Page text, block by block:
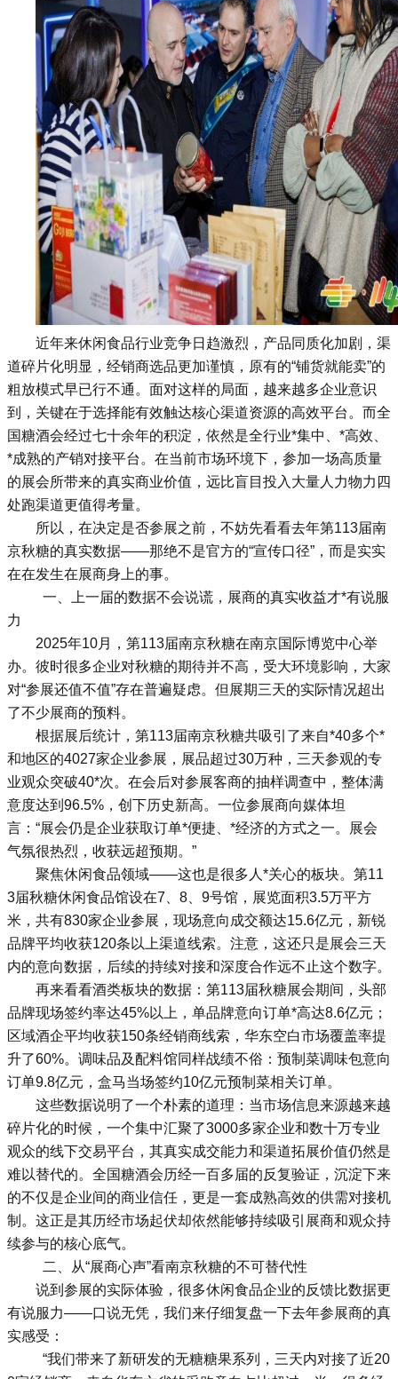
近年来休闲食品行业竞争日趋激烈，产品同质化加剧，渠
道碎片化明显，经销商选品更加谨慎，原有的“铺货就能卖”的
粗放模式早已行不通。面对这样的局面，越来越多企业意识
到，关键在于选择能有效触达核心渠道资源的高效平台。而全
国糖酒会经过七十余年的积淀，依然是全行业*集中、*高效、
*成熟的产销对接平台。在当前市场环境下，参加一场高质量
的展会所带来的真实商业价值，远比盲目投入大量人力物力四
处跑渠道更值得考量。
所以，在决定是否参展之前，不妨先看看去年第113届南
京秋糖的真实数据——那绝不是官方的“宣传口径”，而是实实
在在发生在展商身上的事。
一、上一届的数据不会说谎，展商的真实收益才*有说服
力
2025年10月，第113届南京秋糖在南京国际博览中心举
办。彼时很多企业对秋糖的期待并不高，受大环境影响，大家
对“参展还值不值”存在普遍疑虑。但展期三天的实际情况超出
了不少展商的预料。
根据展后统计，第113届南京秋糖共吸引了来自*40多个*
和地区的4027家企业参展，展品超过30万种，三天参观的专
业观众突破40*次。在会后对参展客商的抽样调查中，整体满
意度达到96.5%，创下历史新高。一位参展商向媒体坦
言：“展会仍是企业获取订单*便捷、*经济的方式之一。展会
气氛很热烈，收获远超预期。”
聚焦休闲食品领域——这也是很多人*关心的板块。第11
3届秋糖休闲食品馆设在7、8、9号馆，展览面积3.5万平方
米，共有830家企业参展，现场意向成交额达15.6亿元，新锐
品牌平均收获120条以上渠道线索。注意，这还只是展会三天
内的意向数据，后续的持续对接和深度合作远不止这个数字。
再来看看酒类板块的数据：第113届秋糖展会期间，头部
品牌现场签约率达45%以上，单品牌意向订单*高达8.6亿元；
区域酒企平均收获150条经销商线索，华东空白市场覆盖率提
升了60%。调味品及配料馆同样战绩不俗：预制菜调味包意向
订单9.8亿元，盒马当场签约10亿元预制菜相关订单。
这些数据说明了一个朴素的道理：当市场信息来源越来越
碎片化的时候，一个集中汇聚了3000多家企业和数十万专业
观众的线下交易平台，其真实成交能力和渠道拓展价值仍然是
难以替代的。全国糖酒会历经一百多届的反复验证，沉淀下来
的不仅是企业间的商业信任，更是一套成熟高效的供需对接机
制。这正是其历经市场起伏却依然能够持续吸引展商和观众持
续参与的核心底气。
二、从“展商心声”看南京秋糖的不可替代性
说到参展的实际体验，很多休闲食品企业的反馈比数据更
有说服力——口说无凭，我们来仔细复盘一下去年参展商的真
实感受：
“我们带来了新研发的无糖糖果系列，三天内对接了近20